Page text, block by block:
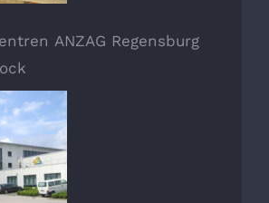
ANZAG Regensburg